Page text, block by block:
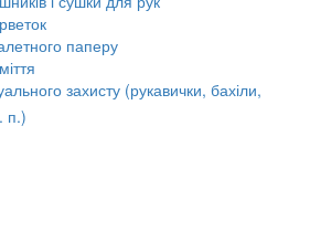
паперу
захисту (рукавички, бахіли,
п.)